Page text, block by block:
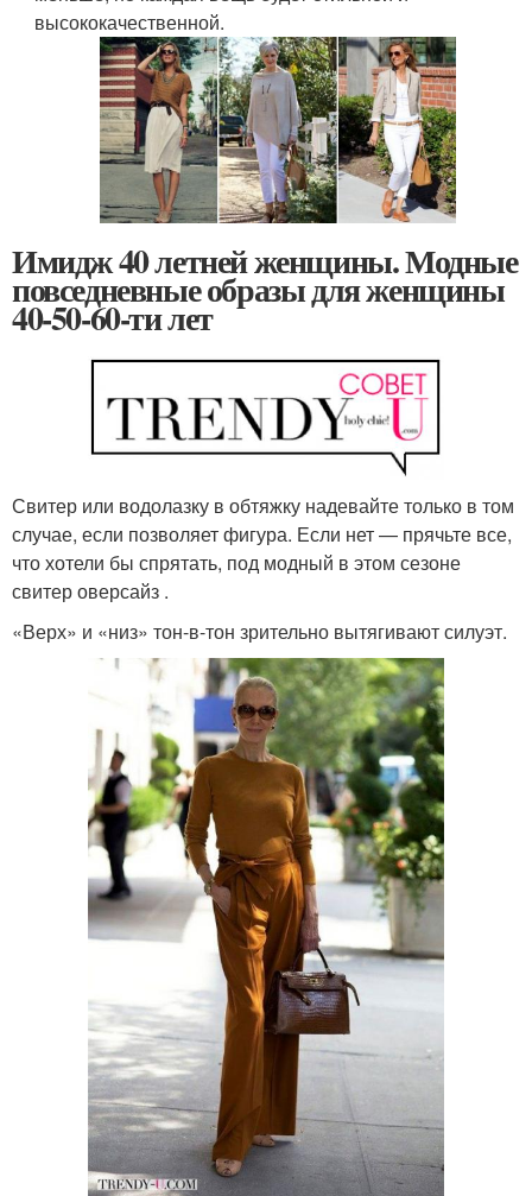
высококачественной.
Имидж 40 летней женщины. Модные
повседневные образы для женщины
40-50-60-ти лет
Свитер или водолазку в обтяжку надевайте только в том
случае, если позволяет фигура. Если нет — прячьте все,
что хотели бы спрятать, под модный в этом сезоне
свитер оверсайз .
«Верх» и «низ» тон-в-тон зрительно вытягивают силуэт.